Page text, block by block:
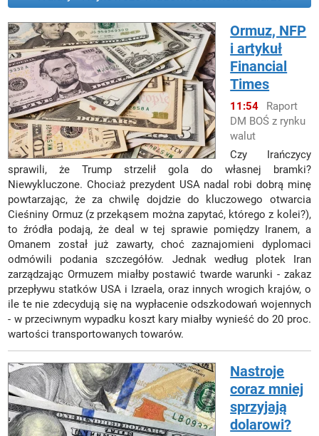
Ormuz, NFP
i artykuł
Financial
Times
11:54
Raport
DM BOŚ z rynku
walut
Czy Irańczycy
sprawili, że Trump strzelił gola do własnej bramki?
Niewykluczone. Chociaż prezydent USA nadal robi dobrą minę
powtarzając, że za chwilę dojdzie do kluczowego otwarcia
Cieśniny Ormuz (z przekąsem można zapytać, którego z kolei?),
to źródła podają, że deal w tej sprawie pomiędzy Iranem, a
Omanem został już zawarty, choć zaznajomieni dyplomaci
odmówili podania szczegółów. Jednak według plotek Iran
zarządzając Ormuzem miałby postawić twarde warunki - zakaz
przepływu statków USA i Izraela, oraz innych wrogich krajów, o
ile te nie zdecydują się na wypłacenie odszkodowań wojennych
- w przeciwnym wypadku koszt kary miałby wynieść do 20 proc.
wartości transportowanych towarów.
Nastroje
coraz mniej
sprzyjają
dolarowi?